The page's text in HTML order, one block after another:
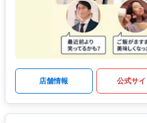
店舗情報 公式サイ